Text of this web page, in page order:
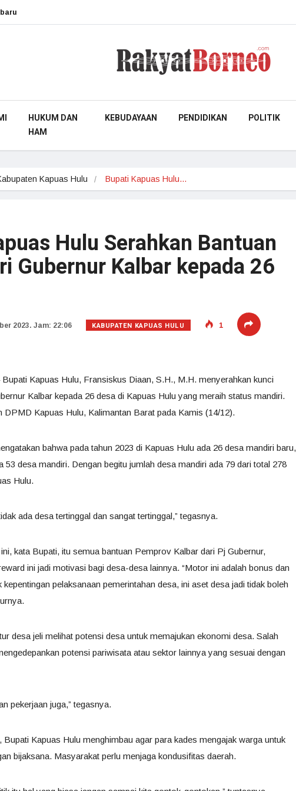
HUKUM DAN
HAM
KEBUDAYAAN PENDIDIKAN POLITIK
Kapuas Hulu Bupati Kapuas Hulu…
Hulu Serahkan Bantuan
Gubernur Kalbar kepada 26
2023. Jam: 22:06 KABUPATEN KAPUAS HULU 1
Kapuas Hulu, Fransiskus Diaan, S.H., M.H. menyerahkan kunci
Kalbar kepada 26 desa di Kapuas Hulu yang meraih status mandiri.
DPMD Kapuas Hulu, Kalimantan Barat pada Kamis (14/12).
bahwa pada tahun 2023 di Kapuas Hulu ada 26 desa mandiri baru,
53 desa mandiri. Dengan begitu jumlah desa mandiri ada 79 dari total 278
Hulu.
ada desa tertinggal dan sangat tertinggal,” tegasnya.
kata Bupati, itu semua bantuan Pemprov Kalbar dari Pj Gubernur,
ini jadi motivasi bagi desa-desa lainnya. “Motor ini adalah bonus dan
kepentingan pelaksanaan pemerintahan desa, ini aset desa jadi tidak boleh
desa jeli melihat potensi desa untuk memajukan ekonomi desa. Salah
potensi pariwisata atau sektor lainnya yang sesuai dengan
pekerjaan juga,” tegasnya.
Bupati Kapuas Hulu menghimbau agar para kades mengajak warga untuk
bijaksana. Masyarakat perlu menjaga kondusifitas daerah.